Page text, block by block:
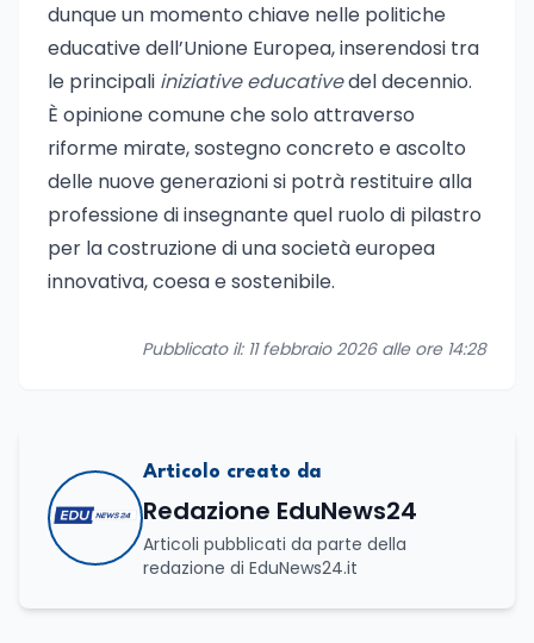
dunque un momento chiave nelle politiche
educative dell’Unione Europea, inserendosi tra
le principali iniziative educativedel decennio.
È opinione comune che solo attraverso
riforme mirate, sostegno concreto e ascolto
delle nuove generazioni si potrà restituire alla
professione di insegnante quel ruolo di pilastro
per la costruzione di una società europea
innovativa, coesa e sostenibile.
Pubblicato il: 11 febbraio 2026 alle ore 14:28
Articolo creato da
Redazione EduNews24
Articoli pubblicati da parte della
redazione di EduNews24.it